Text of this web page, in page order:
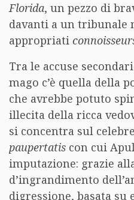
Florida, un pezzo di
davanti a un tribunale
appropriati
Tra le accuse
mago c’è quella della
che avrebbe potuto
illecita della ricca
si concentra sul
paupertatis con cui
imputazione: grazie
d’ingrandimento
digressione, basata